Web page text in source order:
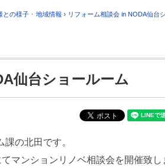
との様子 ･ 地域情報 › リフォーム相談会 in NODA仙台
仙台ショールーム
の北田です。
マンションリノベ相談会を開催致し